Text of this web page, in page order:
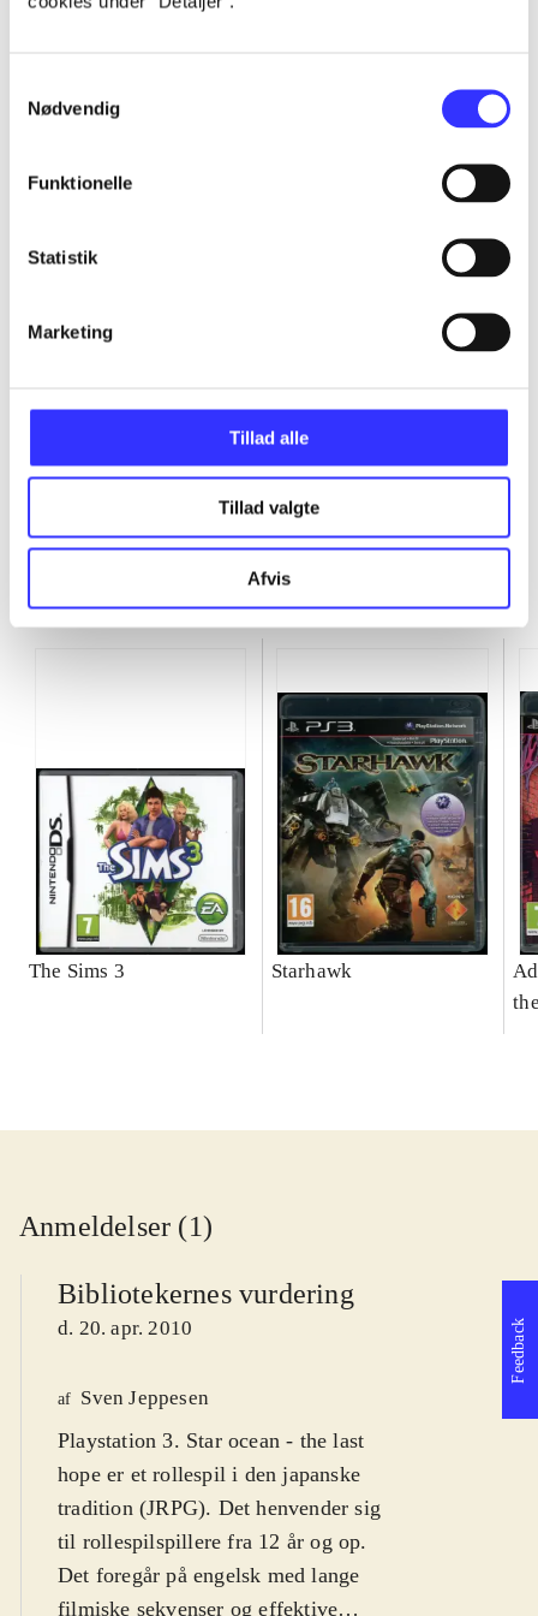
Nødvendig
Funktionelle
Statistik
Marketing
Tillad alle
Tillad valgte
Afvis
...
...
...
...
The Sims 3 Starhawk
Anmeldelser (1)
Bibliotekernes vurdering
d. 20. apr. 2010
af Sven Jeppesen
Playstation 3. Star ocean - the last
hope er et rollespil i den japanske
tradition (JRPG). Det henvender sig
til rollespilspillere fra 12 år og op.
Det foregår på engelsk med lange
filmiske sekvenser og effektive
Feedback